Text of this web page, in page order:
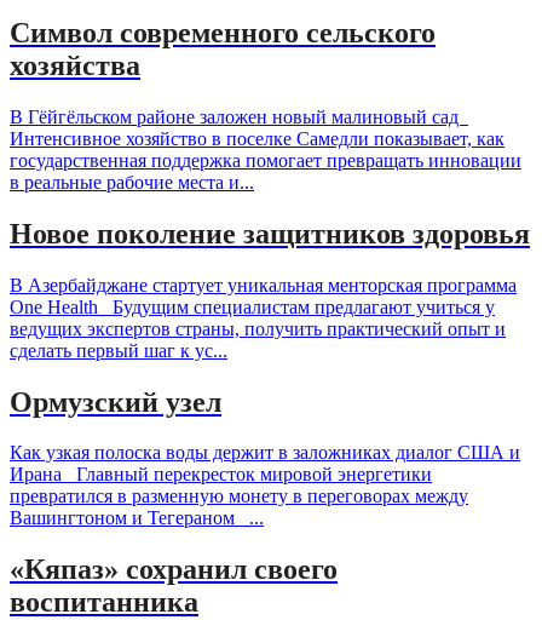
Символ современного сельского
хозяйства
В Гёйгёльском районе заложен новый малиновый сад
Интенсивное хозяйство в поселке Самедли показывает, как
государственная поддержка помогает превращать инновации
в реальные рабочие места и...
Новое поколение защитников здоровья
В Азербайджане стартует уникальная менторская программа
One Health Будущим специалистам предлагают учиться у
ведущих экспертов страны, получить практический опыт и
сделать первый шаг к ус...
Ормузский узел
Как узкая полоска воды держит в заложниках диалог США и
Ирана Главный перекресток мировой энергетики
превратился в разменную монету в переговорах между
Вашингтоном и Тегераном ...
«Кяпаз» сохранил своего
воспитанника